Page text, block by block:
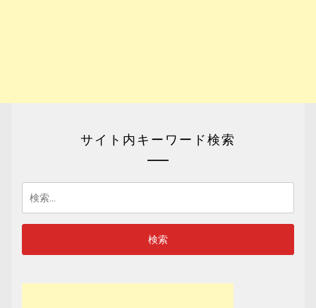
サイト内キーワード検索
検
索: